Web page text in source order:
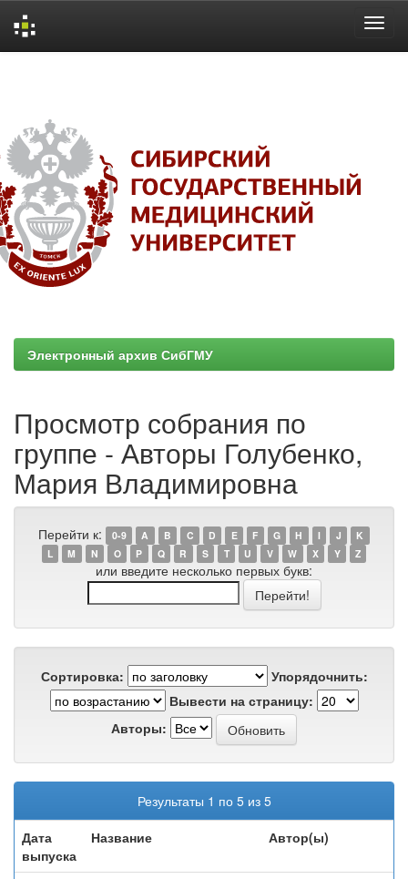
Электронный архив СибГМУ
Просмотр собрания по
группе - Авторы Голубенко,
Мария Владимировна
Перейти к: 0-9 A B C D E F G H I J
K
L
M N O P Q R S T U V W X Y Z
или введите несколько первых букв:
Сортировка:
Упорядочнить:
Вывести на страницу:
Авторы:
Результаты 1 по 5 из 5
Дата
выпуска
Название Автор(ы)